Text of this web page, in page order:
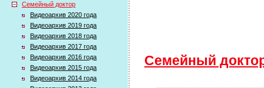
Семейный доктор
Видеоархив 2020 года
Видеоархив 2019 года
Видеоархив 2018 года
Видеоархив 2017 года
Видеоархив 2016 года
Видеоархив 2015 года
Видеоархив 2014 года
Семейный